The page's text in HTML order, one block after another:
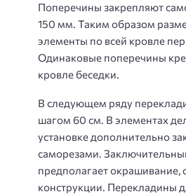
Поперечины закрепляют
150 мм. Таким образом
элементы по всей кровле
Одинаковые поперечины
кровле беседки.
В следующем ряду
шагом 60 см. В элементах
установке дополнительно
саморезами.
предполагает
конструкции. Перекладины